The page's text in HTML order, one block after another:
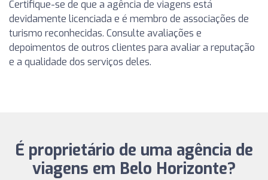
Certifique-se de que a agência de viagens está
devidamente licenciada e é membro de associações de
turismo reconhecidas. Consulte avaliações e
depoimentos de outros clientes para avaliar a reputação
e a qualidade dos serviços deles.
É proprietário de uma agência de
viagens em Belo Horizonte?